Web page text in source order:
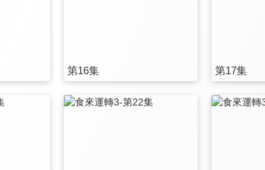
第16集 第17集